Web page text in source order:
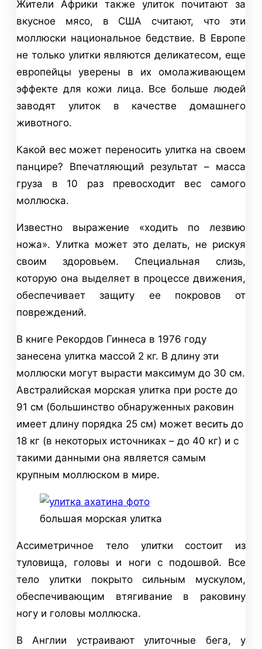
Жители Африки также улиток почитают за
вкусное мясо, в США считают, что эти
моллюски национальное бедствие. В Европе
не только улитки являются деликатесом, еще
европейцы уверены в их омолаживающем
эффекте для кожи лица. Все больше людей
заводят улиток в качестве домашнего
животного.
Какой вес может переносить улитка на своем
панцире? Впечатляющий результат – масса
груза в 10 раз превосходит вес самого
моллюска.
Известно выражение «ходить по лезвию
ножа». Улитка может это делать, не рискуя
своим здоровьем. Специальная слизь,
которую она выделяет в процессе движения,
обеспечивает защиту ее покровов от
повреждений.
В книге Рекордов Гиннеса в 1976 году
занесена улитка массой 2 кг. В длину эти
моллюски могут вырасти максимум до 30 см.
Австралийская морская улитка при росте до
91 см (большинство обнаруженных раковин
имеет длину порядка 25 см) может весить до
18 кг (в некоторых источниках – до 40 кг) и с
такими данными она является самым
крупным моллюском в мире.
большая морская улитка
Ассиметричное тело улитки состоит из
туловища, головы и ноги с подошвой. Все
тело улитки покрыто сильным мускулом,
обеспечивающим втягивание в раковину
ногу и головы моллюска.
В Англии устраивают улиточные бега, у